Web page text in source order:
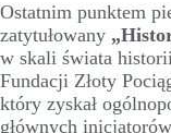
Ostatnim punktem
zatytułowany
w skali świata
Fundacji Złoty
który zyskał
głównych